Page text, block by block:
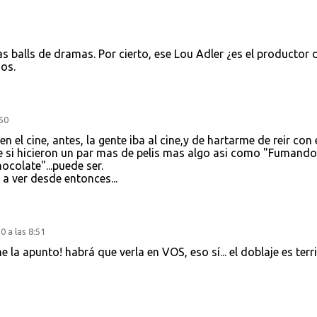
balls de dramas. Por cierto, ese Lou Adler ¿es el productor
el cine, antes, la gente iba al cine,y de hartarme de reir con
hicieron un par mas de pelis mas algo asi como "Fumando
ser.
ver desde entonces...
a las 8:51
apunto! habrá que verla en VOS, eso sí... el doblaje es